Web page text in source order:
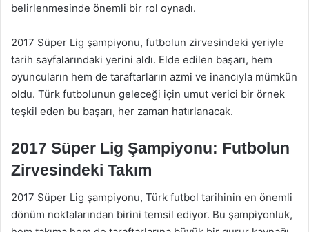
belirlenmesinde önemli bir rol oynadı.
2017 Süper Lig şampiyonu, futbolun zirvesindeki yeriyle
tarih sayfalarındaki yerini aldı. Elde edilen başarı, hem
oyuncuların hem de taraftarların azmi ve inancıyla mümkün
oldu. Türk futbolunun geleceği için umut verici bir örnek
teşkil eden bu başarı, her zaman hatırlanacak.
2017 Süper Lig Şampiyonu: Futbolun
Zirvesindeki Takım
2017 Süper Lig şampiyonu, Türk futbol tarihinin en önemli
dönüm noktalarından birini temsil ediyor. Bu şampiyonluk,